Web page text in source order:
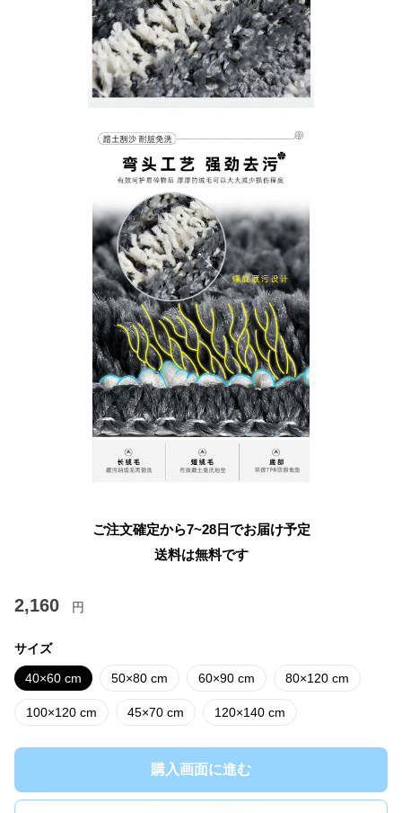
ご注文確定から7~28日でお届け予定
送料は無料です
2,160 円
サイズ
40×60 cm 50×80 cm 60×90 cm 80×120 cm
100×120 cm 45×70 cm 120×140 cm
購入画面に進む